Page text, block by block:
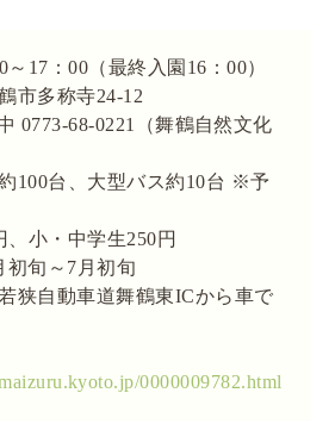
17：00（最終入園16：00）
市多称寺24-12
0773-68-0221（舞鶴自然文化
100台、大型バス約10台 ※予
、小・中学生250円
初旬～7月初旬
狭自動車道舞鶴東ICから車で
0000009782.html